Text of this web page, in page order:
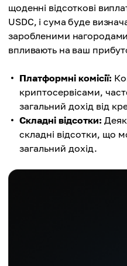
щоденні відсоткові
USDC, і сума буде
заробленими
впливають на ваш
Платформні комісії:
криптосервісами,
загальний дохід від
Складні відсотки:
складні відсотки, що
загальний дохід.